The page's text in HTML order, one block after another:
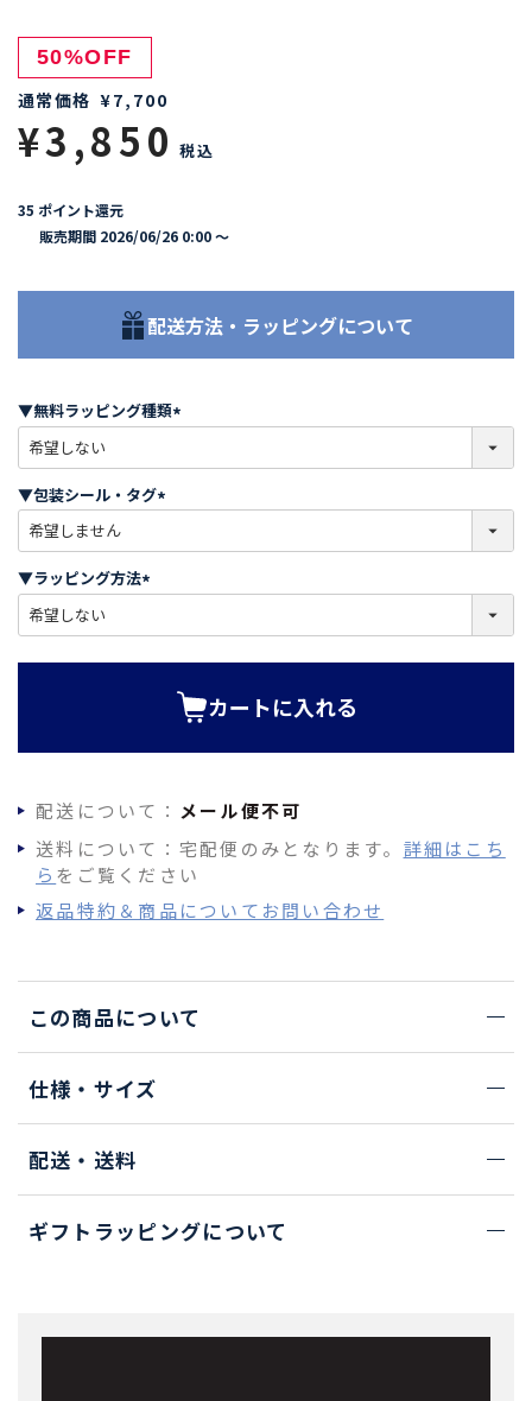
50%OFF
通常価格 ¥7,700
¥3,850 税込
35 ポイント還元
販売期間 2026/06/26 0:00〜
配送方法・ラッピングについて
▼無料ラッピング種類
必
)
▼包装シール・タグ
必
)
▼ラッピング方法
必
カートに入れる
配送について： メール便不可
送料について：宅配便のみとなります。 詳細はこち
ら をご覧ください
返品特約＆商品についてお問い合わせ
この商品について
仕様・サイズ
配送・送料
ギフトラッピングについて